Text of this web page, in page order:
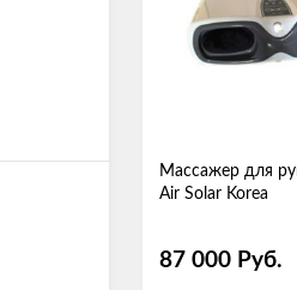
Массажер для
Air Solar Korea
87 000 Руб.